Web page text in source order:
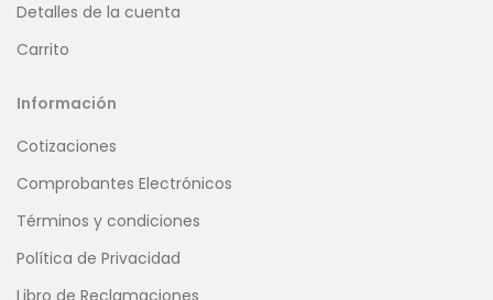
Detalles de la cuenta
Carrito
Información
Cotizaciones
Comprobantes Electrónicos
Términos y condiciones
Política de Privacidad